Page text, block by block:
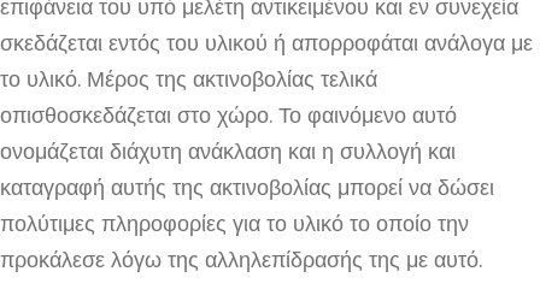
επιφάνεια του υπό μελέτη αντικειμένου και εν συνεχεία
σκεδάζεται εντός του υλικού ή απορροφάται ανάλογα με
το υλικό. Μέρος της ακτινοβολίας τελικά
οπισθοσκεδάζεται στο χώρο. Το φαινόμενο αυτό
ονομάζεται διάχυτη ανάκλαση και η συλλογή και
καταγραφή αυτής της ακτινοβολίας μπορεί να δώσει
πολύτιμες πληροφορίες για το υλικό το οποίο την
προκάλεσε λόγω της αλληλεπίδρασής της με αυτό.